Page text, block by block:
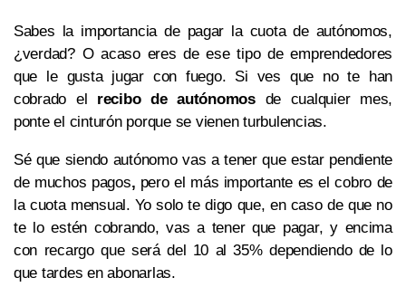
Sabes la importancia de pagar la cuota de autónomos,
¿verdad? O acaso eres de ese tipo de emprendedores
que le gusta jugar con fuego. Si ves que no te han
cobrado el recibo de autónomosde cualquier mes,
ponte el cinturón porque se vienen turbulencias.
Sé que siendo autónomo vas a tener que estar pendiente
de muchos pagos, pero el más importante es el cobro de
la cuota mensual. Yo solo te digo que, en caso de que no
te lo estén cobrando, vas a tener que pagar, y encima
con recargo que será del 10 al 35% dependiendo de lo
que tardes en abonarlas.